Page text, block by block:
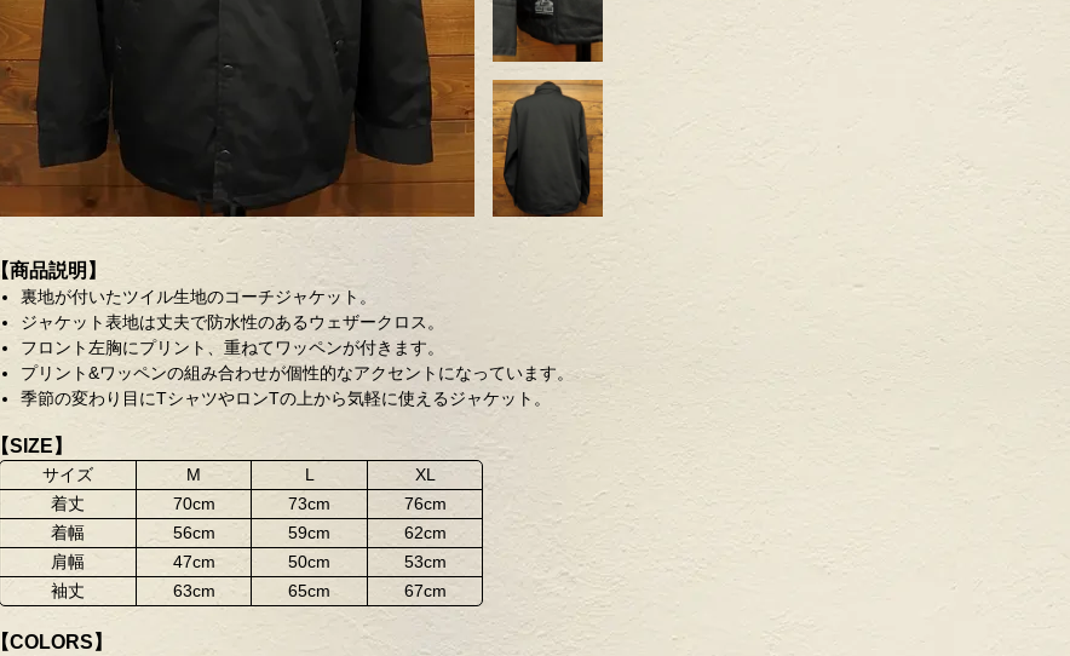
【商品説明】
裏地が付いたツイル生地のコーチジャケット。
ジャケット表地は丈夫で防水性のあるウェザークロス。
フロント左胸にプリント、重ねてワッペンが付きます。
プリント&ワッペンの組み合わせが個性的なアクセントになっています。
季節の変わり目にTシャツやロンTの上から気軽に使えるジャケット。
【SIZE】
サイズ M L
XL
着丈
70cm 73cm
76cm
着幅
56cm 59cm
62cm
肩幅
47cm 50cm
53cm
袖丈
63cm 65cm 67cm
【COLORS】